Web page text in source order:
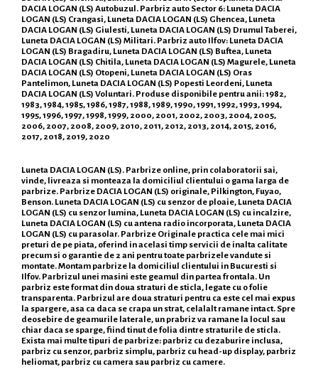
DACIA LOGAN (LS) Autobuzul. Parbriz auto Sector 6: Luneta DACIA
LOGAN (LS) Crangasi, Luneta DACIA LOGAN (LS) Ghencea, Luneta
DACIA LOGAN (LS) Giulesti, Luneta DACIA LOGAN (LS) Drumul Taberei,
Luneta DACIA LOGAN (LS) Militari. Parbriz auto Ilfov: Luneta DACIA
LOGAN (LS) Bragadiru, Luneta DACIA LOGAN (LS) Buftea, Luneta
DACIA LOGAN (LS) Chitila, Luneta DACIA LOGAN (LS) Magurele, Luneta
DACIA LOGAN (LS) Otopeni, Luneta DACIA LOGAN (LS) Oras
Pantelimon, Luneta DACIA LOGAN (LS) Popesti Leordeni, Luneta
DACIA LOGAN (LS) Voluntari. Produse disponibile pentru anii: 1982,
1983, 1984, 1985, 1986, 1987, 1988, 1989, 1990, 1991, 1992, 1993, 1994,
1995, 1996, 1997, 1998, 1999, 2000, 2001, 2002, 2003, 2004, 2005,
2006, 2007, 2008, 2009, 2010, 2011, 2012, 2013, 2014, 2015, 2016,
2017, 2018, 2019, 2020
Luneta DACIA LOGAN (LS). Parbrize online, prin colaboratorii sai,
vinde, livreaza si monteaza la domiciliul clientului o gama larga de
parbrize. Parbrize DACIA LOGAN (LS) originale, Pilkington, Fuyao,
Benson. Luneta DACIA LOGAN (LS) cu senzor de ploaie, Luneta DACIA
LOGAN (LS) cu senzor lumina, Luneta DACIA LOGAN (LS) cu incalzire,
Luneta DACIA LOGAN (LS) cu antena radio incorporata, Luneta DACIA
LOGAN (LS) cu parasolar. Parbrize Originale practica cele mai mici
preturi de pe piata, oferind in acelasi timp servicii de inalta calitate
precum si o garantie de 2 ani pentru toate parbrizele vandute si
montate. Montam parbrize la domiciliul clientului in Bucuresti si
Ilfov. Parbrizul unei masini este geamul din partea frontala. Un
parbriz este format din doua straturi de sticla, legate cu o folie
transparenta. Parbrizul are doua straturi pentru ca este cel mai expus
la spargere, asa ca daca se crapa un strat, celalalt ramane intact. Spre
deosebire de geamurile laterale, un prabriz va ramane la locul sau
chiar daca se sparge, fiind tinut de folia dintre straturile de sticla.
Exista mai multe tipuri de parbrize: parbriz cu dezaburire inclusa,
parbriz cu senzor, parbriz simplu, parbriz cu head-up display, parbriz
heliomat, parbriz cu camera sau parbriz cu camere.